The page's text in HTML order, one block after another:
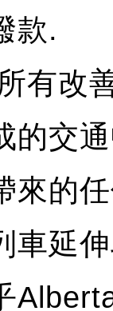
款.
有改
的交
來的
車延